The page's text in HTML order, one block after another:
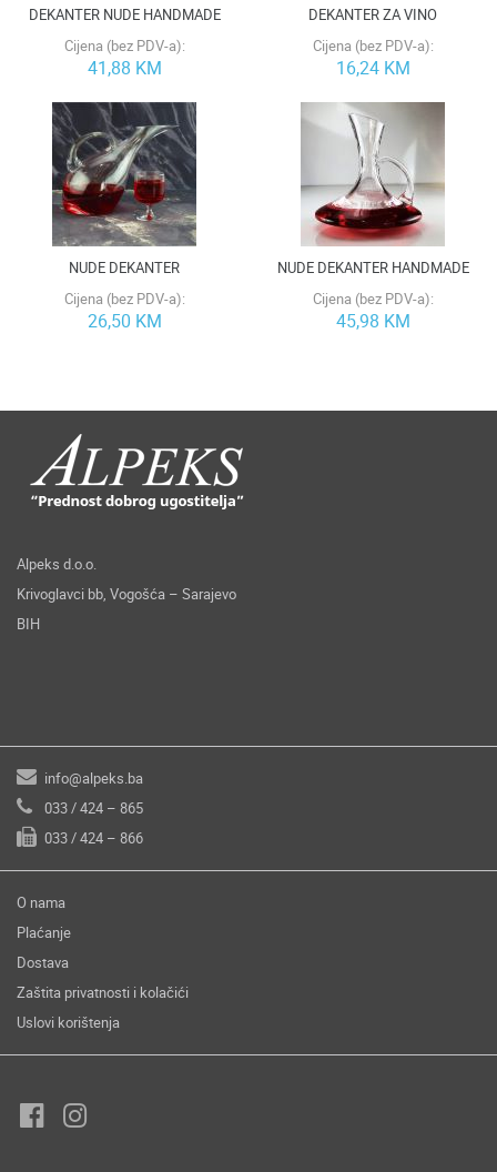
DEKANTER NUDE HANDMADE
Cijena (bez PDV-a):
41,88 KM
DEKANTER ZA VINO
Cijena (bez PDV-a):
16,24 KM
NUDE DEKANTER
Cijena (bez PDV-a):
26,50 KM
NUDE DEKANTER HANDMADE
Cijena (bez PDV-a):
45,98 KM
Alpeks d.o.o.
Krivoglavci bb, Vogošća – Sarajevo
BIH
info@alpeks.ba
033 / 424 – 865
033 / 424 – 866
O nama
Plaćanje
Dostava
Zaštita privatnosti i kolačići
Uslovi korištenja